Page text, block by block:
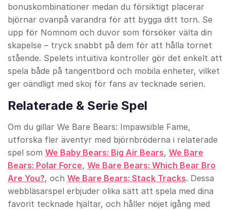
bonuskombinationer medan du försiktigt placerar
björnar ovanpå varandra för att bygga ditt torn. Se
upp för Nomnom och duvor som försöker välta din
skapelse – tryck snabbt på dem för att hålla tornet
stående. Spelets intuitiva kontroller gör det enkelt att
spela både på tangentbord och mobila enheter, vilket
ger oändligt med skoj för fans av tecknade serien.
Relaterade & Serie Spel
Om du gillar We Bare Bears: Impawsible Fame,
utforska fler äventyr med björnbröderna i relaterade
spel som We Baby Bears: Big Air Bears, We Bare
Bears: Polar Force, We Bare Bears: Which Bear Bro
Are You?, och We Bare Bears: Stack Tracks. Dessa
webbläsarspel erbjuder olika sätt att spela med dina
favorit tecknade hjältar, och håller nöjet igång med